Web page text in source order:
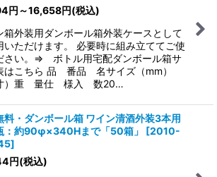
円 ～16,658円(税込)
箱外装用ダンボール箱外装ケースとして
いただけます。 必要時に組み立ててご使
さい。⇒ ボトル用宅配ダンボール箱サ
はこちら 品 番品 名サイズ（mm）
寸）重 量仕 様入 数20…
料・ダンボール箱 ワイン清酒外装3本用
：約90φ×340Hまで「50箱」
[2010-
]
円(税込)